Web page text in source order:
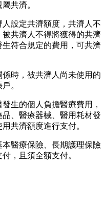
共濟。
設定共濟額度，共濟人不
共濟人不得將獲得的共濟
符合規定的費用，可共濟
時，被共濟人尚未使用的
。
的個人負擔醫療費用，
、醫療器械、醫用耗材發
共濟額度進行支付。
醫療保險、長期護理保險
，且須全額支付。